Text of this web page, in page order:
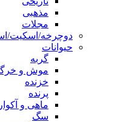
دوچرخه/اسکیت/اسکوتر
حیوانات
موش و خرگوش
ماهی و آکواریوم